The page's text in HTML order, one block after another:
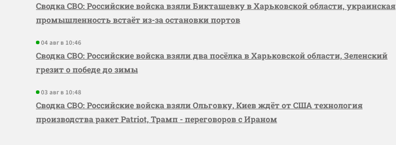
Сводка СВО: Российские войска взяли Бикташевку в Харьковской области, украинская
промышленность встаёт из-за остановки портов
04 авг в 10:46
Сводка СВО: Российские войска взяли два посёлка в Харьковской области, Зеленский
грезит о победе до зимы
03 авг в 10:48
Сводка СВО: Российские войска взяли Ольговку, Киев ждёт от США технология
производства ракет Patriot, Трамп - переговоров с Ираном